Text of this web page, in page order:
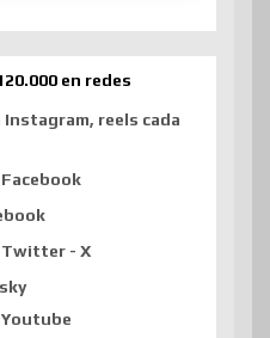
en redes
Instagram, reels cada
Facebook
Twitter - X
Youtube